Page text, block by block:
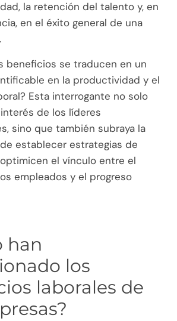
la retención del talento y, en
en el éxito general de una
beneficios se traducen en un
en la productividad y el
Esta interrogante no solo
de los líderes
sino que también subraya la
establecer estrategias de
el vínculo entre el
empleados y el progreso
han
los
laborales de